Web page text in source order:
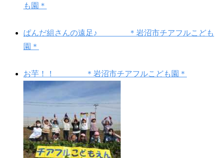
も園＊
ぱんだ組さんの遠足♪ ＊岩沼市チアフルこども
園＊
お芋！！ ＊岩沼市チアフルこども園＊